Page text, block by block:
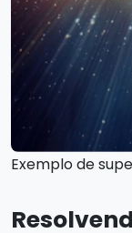
Exemplo de